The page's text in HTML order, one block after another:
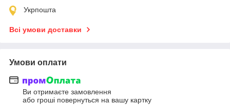
Укрпошта
Всі умови доставки
Умови оплати
Ви отримаєте замовлення
або гроші повернуться на вашу картку